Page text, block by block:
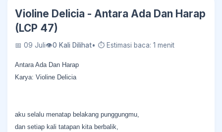
Violine Delicia - Antara Ada Dan Harap
(LCP 47)
📅 09 Juli👁0 Kali Dilihat• ⏱ Estimasi baca: 1 menit
Antara Ada Dan Harap
Karya: Violine Delicia
aku selalu menatap belakang punggungmu,
dan setiap kali tatapan kita berbalik,